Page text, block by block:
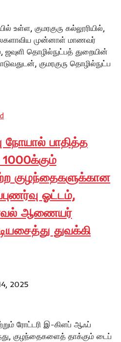
உள்ள, குமரகுரு கல்லூரியில்,
முன்னாள் மாணவர்
ஜவுளி தொழில்நுட்பத் துறையின்
குமரகுரு தொழில்நுட்ப
நோயால் பாதித்த
குழந்தைகளுக்கான
ஓட்டம்,
ஆணையர்
துவக்கி
2025
ரோட்டரி இ-கிளப் ஆஃப்
குழந்தைகளைத் தாக்கும் டைப்